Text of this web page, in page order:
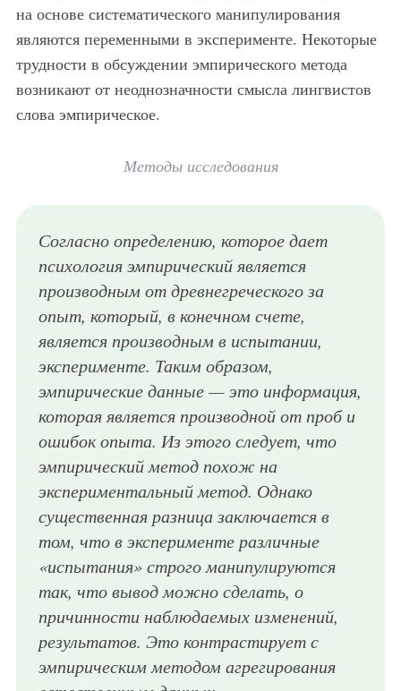
на основе систематического манипулирования
являются переменными в эксперименте. Некоторые
трудности в обсуждении эмпирического метода
возникают от неоднозначности смысла лингвистов
слова эмпирическое.
Методы исследования
Согласно определению, которое дает
психология эмпирический является
производным от древнегреческого за
опыт, который, в конечном счете,
является производным в испытании,
эксперименте. Таким образом,
эмпирические данные — это информация,
которая является производной от проб и
ошибок опыта. Из этого следует, что
эмпирический метод похож на
экспериментальный метод. Однако
существенная разница заключается в
том, что в эксперименте различные
«испытания» строго манипулируются
так, что вывод можно сделать, о
причинности наблюдаемых изменений,
результатов. Это контрастирует с
эмпирическим методом агрегирования